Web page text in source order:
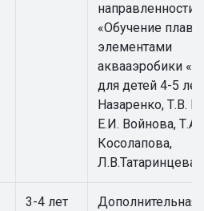
направленности
«Обучение
элементами
аквааэробики
для детей 4-5
Назаренко, Т.В.
Е.И. Войнова, Т.А.
Косолапова,
Л.В.Татаринцева
3-4 лет
Дополнительная